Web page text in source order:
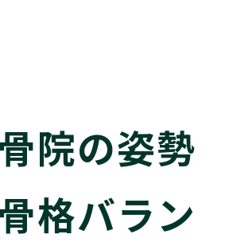
院の姿勢
格バラン